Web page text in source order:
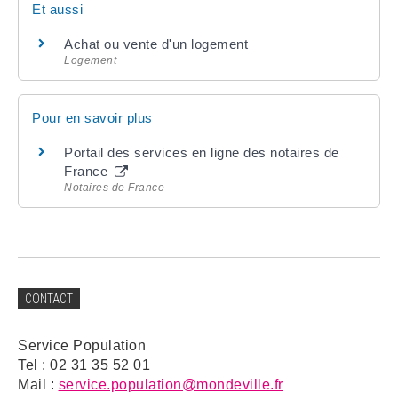
Et aussi
Achat ou vente d'un logement
Logement
Pour en savoir plus
Portail des services en ligne des notaires de
France
Notaires de France
CONTACT
Service Population
Tel : 02 31 35 52 01
Mail : service.population@mondeville.fr